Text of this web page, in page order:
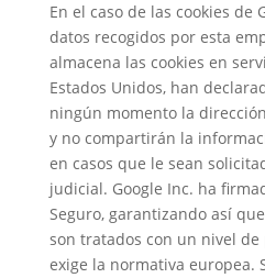
En el caso de las cookies de
datos recogidos por esta
almacena las cookies en
Estados Unidos, han
ningún momento la
y no compartirán la
en casos que le sean
judicial. Google Inc. ha
Seguro, garantizando así
son tratados con un nivel
exige la normativa europea.